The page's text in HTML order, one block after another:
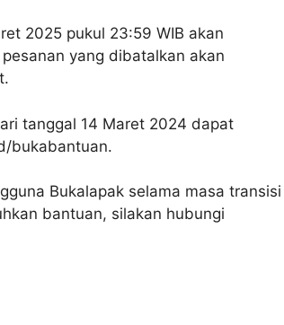
2025 pukul 23:59 WIB akan
yang dibatalkan akan
tanggal 14 Maret 2024 dapat
bukabantuan.
Bukalapak selama masa transisi
bantuan, silakan hubungi